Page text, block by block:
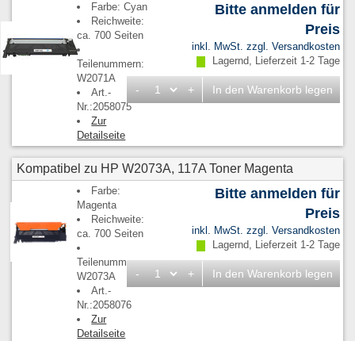
Farbe: Cyan
Reichweite:
ca. 700 Seiten
Teilenummern:
W2071A
Art.-
Nr.:2058075
Zur
Detailseite
Bitte anmelden für
Preis
inkl. MwSt. zzgl. Versandkosten
Lagernd, Lieferzeit 1-2 Tage
- + In den Warenkorb legen
Kompatibel zu HP W2073A, 117A Toner Magenta
Farbe:
Magenta
Reichweite:
ca. 700 Seiten
Teilenummern:
W2073A
Art.-
Nr.:2058076
Zur
Detailseite
Bitte anmelden für
Preis
inkl. MwSt. zzgl. Versandkosten
Lagernd, Lieferzeit 1-2 Tage
- + In den Warenkorb legen